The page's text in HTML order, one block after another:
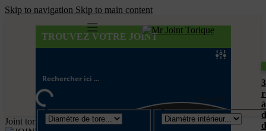
Skip to navigation Skip to main content
TROUVEZ VOTRE JOINT
Joint torique/ Diamètre de tore 8mm